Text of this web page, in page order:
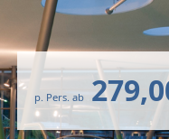
p. Pers. ab